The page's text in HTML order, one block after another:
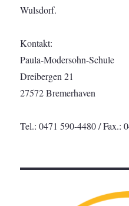
Wulsdorf.
Kontakt:
Paula-Modersohn-Schule
Dreibergen 21
27572 Bremerhaven
Tel.: 0471 590-4480 / Fax.: